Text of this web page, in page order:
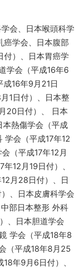
会、日本喉頭科学
癌学会、日本腹部
付）、日本胃癌学
学会（平成16年6
16年9月21日
1日付）、日本整
20日付）、 日本
熱傷学会（平成
学会（平成17年12
（平成17年12月
12月19日付）、
月28日付）、日
、日本皮膚科学会
部日本整形 外科
、日本胆道学会
学会（平成18年8
（平成18年8月25
年9月6日付）、